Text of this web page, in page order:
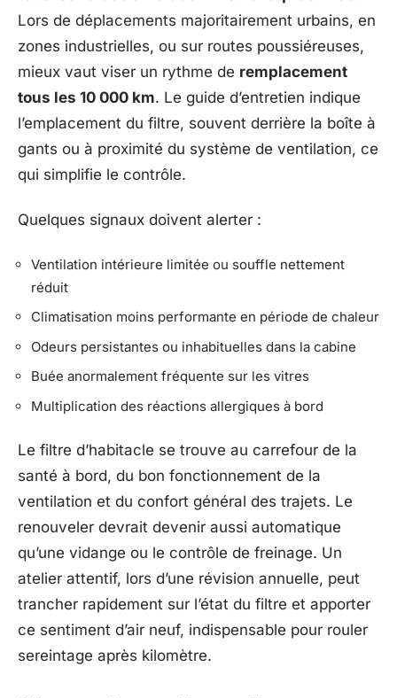
Lors de déplacements majoritairement urbains, en
zones industrielles, ou sur routes poussiéreuses,
mieux vaut viser un rythme de remplacement
tous les 10 000 km. Le guide d’entretien indique
l’emplacement du filtre, souvent derrière la boîte à
gants ou à proximité du système de ventilation, ce
qui simplifie le contrôle.
Quelques signaux doivent alerter :
Ventilation intérieure limitée ou souffle nettement
réduit
Climatisation moins performante en période de chaleur
Odeurs persistantes ou inhabituelles dans la cabine
Buée anormalement fréquente sur les vitres
Multiplication des réactions allergiques à bord
Le filtre d’habitacle se trouve au carrefour de la
santé à bord, du bon fonctionnement de la
ventilation et du confort général des trajets. Le
renouveler devrait devenir aussi automatique
qu’une vidange ou le contrôle de freinage. Un
atelier attentif, lors d’une révision annuelle, peut
trancher rapidement sur l’état du filtre et apporter
ce sentiment d’air neuf, indispensable pour rouler
sereintage après kilomètre.